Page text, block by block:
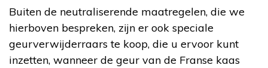
Buiten de neutraliserende maatregelen, die we
hierboven bespreken, zijn er ook speciale
geurverwijderraars te koop, die u ervoor kunt
inzetten, wanneer de geur van de Franse kaas